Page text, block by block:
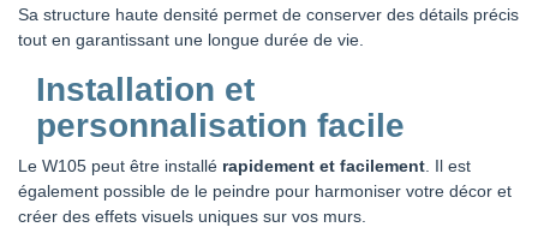
Sa structure haute densité permet de conserver des détails précis
tout en garantissant une longue durée de vie.
Installation et
personnalisation facile
Le W105 peut être installé rapidement et facilement . Il est
également possible de le peindre pour harmoniser votre décor et
créer des effets visuels uniques sur vos murs.